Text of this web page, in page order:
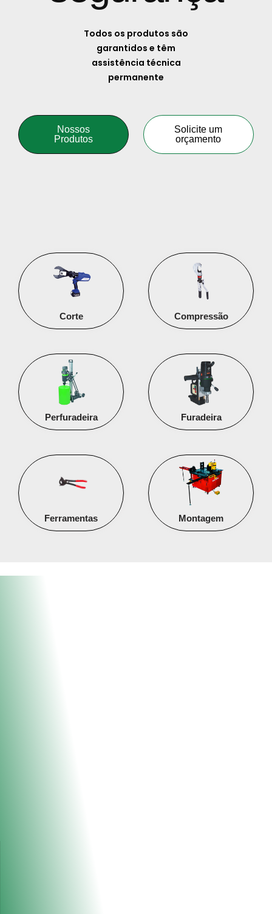
Todos os produtos são
garantidos e têm
assistência técnica
permanente
Nossos
Produtos
Solicite um
orçamento
Corte Compressão
Perfuradeira Furadeira
Ferramentas Montagem